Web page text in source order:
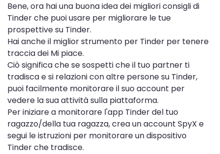
Bene, ora hai una buona idea dei migliori consigli di
Tinder che puoi usare per migliorare le tue
prospettive su Tinder.
Hai anche il miglior strumento per Tinder per tenere
traccia dei Mi piace.
Ciò significa che se sospetti che il tuo partner ti
tradisca e si relazioni con altre persone su Tinder,
puoi facilmente monitorare il suo account per
vedere la sua attività sulla piattaforma.
Per iniziare a monitorare l'app Tinder del tuo
ragazzo/della tua ragazza, crea un account SpyX e
segui le istruzioni per monitorare un dispositivo
Tinder che tradisce.